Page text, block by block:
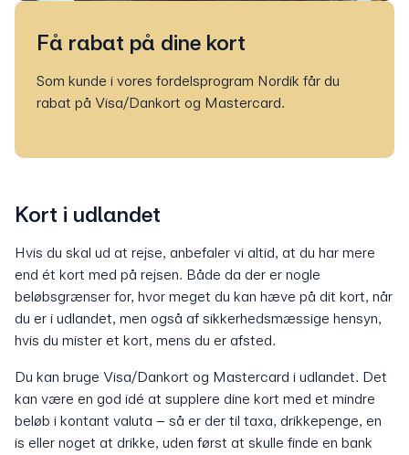
Få rabat på dine kort
Som kunde i vores fordelsprogram Nordik får du
rabat på Visa/Dankort og Mastercard.
Kort i udlandet
Hvis du skal ud at rejse, anbefaler vi altid, at du har mere
end ét kort med på rejsen. Både da der er nogle
beløbsgrænser for, hvor meget du kan hæve på dit kort, når
du er i udlandet, men også af sikkerhedsmæssige hensyn,
hvis du mister et kort, mens du er afsted.
Du kan bruge Visa/Dankort og Mastercard i udlandet. Det
kan være en god idé at supplere dine kort med et mindre
beløb i kontant valuta – så er der til taxa, drikkepenge, en
is eller noget at drikke, uden først at skulle finde en bank